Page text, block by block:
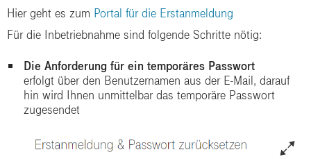
Hier geht es zum Portal für die Erstanmeldung
Für die Inbetriebnahme sind folgende Schritte nötig:
Die Anforderung für ein temporäres Passwort
erfolgt über den Benutzernamen aus der E-Mail, darauf
hin wird Ihnen unmittelbar das temporäre Passwort
zugesendet